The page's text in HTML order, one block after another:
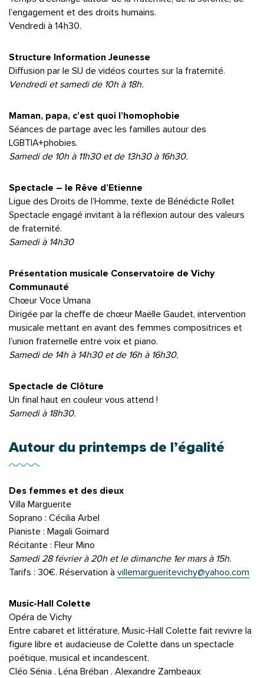
l’engagement et des droits humains.
Vendredi à 14h30.
Structure Information Jeunesse
Diffusion par le SIJ de vidéos courtes sur la fraternité.
Vendredi et samedi de 10h à 18h.
Maman, papa, c’est quoi l’homophobie
Séances de partage avec les familles autour des
LGBTIA+phobies.
Samedi de 10h à 11h30 et de 13h30 à 16h30.
Spectacle – le Rêve d’Etienne
Ligue des Droits de l’Homme, texte de Bénédicte Rollet
Spectacle engagé invitant à la réflexion autour des valeurs
de fraternité.
Samedi à 14h30
Présentation musicale Conservatoire de Vichy
Communauté
Chœur Voce Umana
Dirigée par la cheffe de chœur Maëlle Gaudet, intervention
musicale mettant en avant des femmes compositrices et
l’union fraternelle entre voix et piano.
Samedi de 14h à 14h30 et de 16h à 16h30.
Spectacle de Clôture
Un final haut en couleur vous attend !
Samedi à 18h30.
Autour du printemps de l’égalité
Des femmes et des dieux
Villa Marguerite
Soprano : Cécilia Arbel
Pianiste : Magali Goimard
Récitante : Fleur Mino
Samedi 28 février à 20h et le dimanche 1er mars à 15h.
Tarifs : 30€. Réservation à villemargueritevichy@yahoo.com
Music-Hall Colette
Opéra de Vichy
Entre cabaret et littérature, Music-Hall Colette fait revivre la
figure libre et audacieuse de Colette dans un spectacle
poétique, musical et incandescent.
Cléo Sénia . Léna Bréban . Alexandre Zambeaux